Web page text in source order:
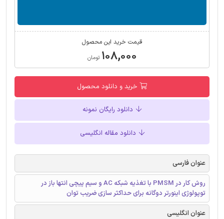
قیمت خرید این محصول
۱۰۸,۰۰۰ تومان
خرید و دانلود محصول
دانلود رایگان نمونه
دانلود مقاله انگلیسی
عنوان فارسی
روش کار در PMSM با تغذیه شبکه AC و سیم پیچی انتها باز در
توپولوژی اینورتر دوگانه برای حداکثر سازی ضریب توان
عنوان انگلیسی